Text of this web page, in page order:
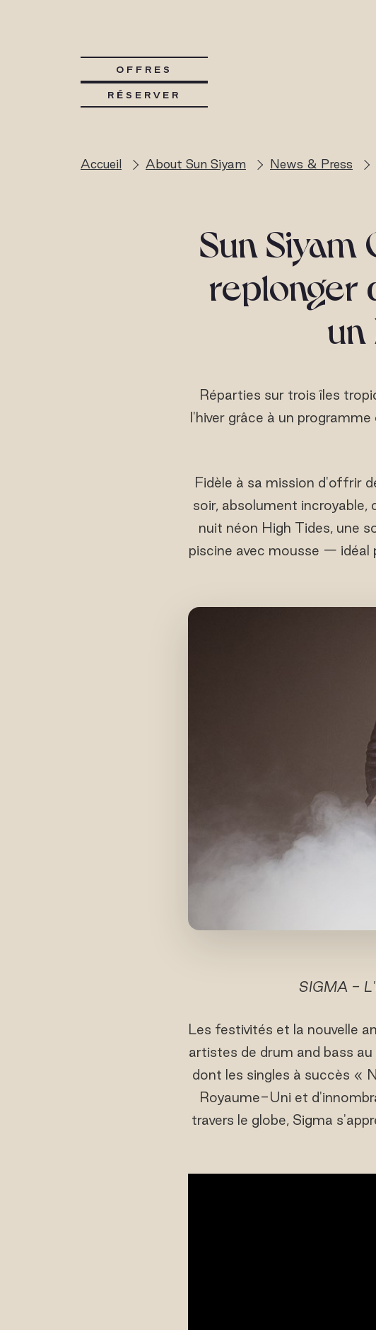
OFFRES
RÉSERVER
Accueil About Sun Siyam News & Press
Sun Siyam
replonger
un
Réparties sur trois îles
l'hiver grâce à un
Fidèle à sa mission d'offrir
soir, absolument incroyable,
nuit néon High Tides, une
piscine avec mousse —
SIGMA -
Les festivités et la nouvelle
artistes de drum and bass
dont les singles à succès «
Royaume-Uni et
travers le globe, Sigma